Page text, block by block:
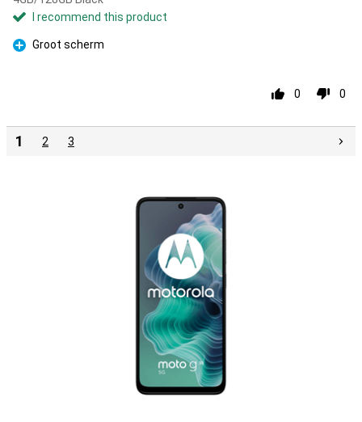
I recommend this product
Pro
Groot scherm
0 0
1 2 3